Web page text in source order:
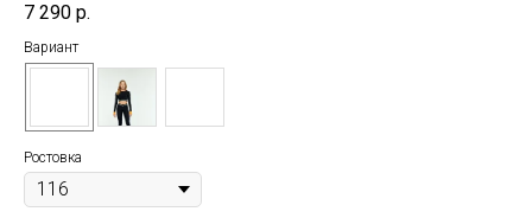
7 290 р.
Вариант
Ростовка